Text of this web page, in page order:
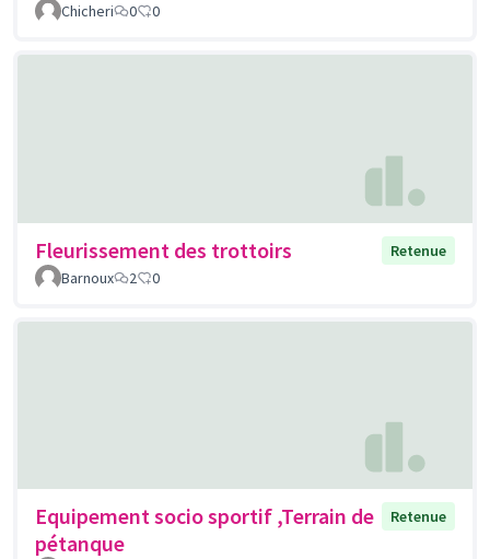
Chicheri 0 0
Fleurissement des trottoirs
Retenue
Barnoux
2 0
Equipement socio sportif ,Terrain de
pétanque
Retenue